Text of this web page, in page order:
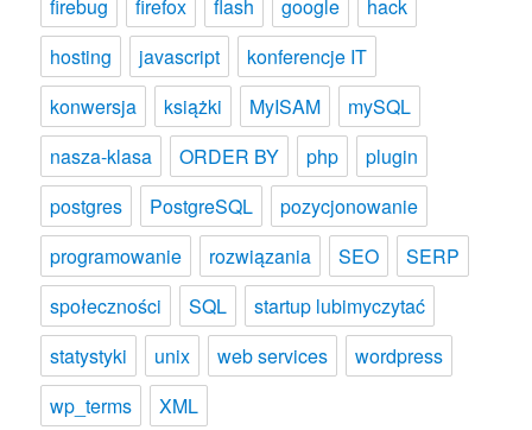
firebug firefox flash google
hack
hosting
javascript
konferencje IT
konwersja
książki MyISAM
mySQL
nasza-klasa
ORDER BY php
plugin
postgres
PostgreSQL
pozycjonowanie
programowanie
rozwiązania SEO
SERP
społeczności
SQL
startup lubimyczytać
statystyki
unix web services
wordpress
wp_terms
XML